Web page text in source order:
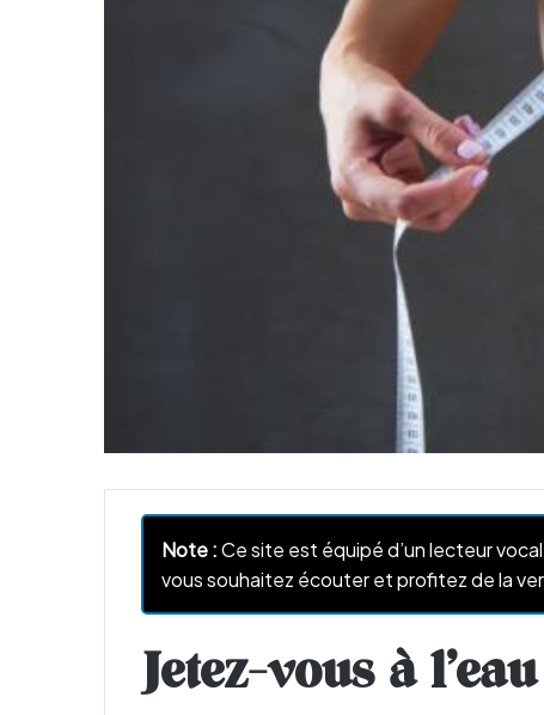
Note :Ce site est équipé d’un lecteur
vous souhaitez écouter et profitez de la
Jetez-vous à